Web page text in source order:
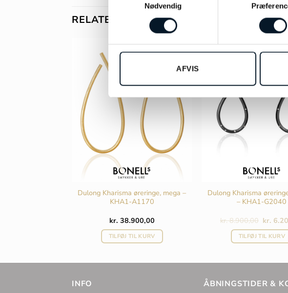
Nødvendig
AFVIS
RELATEREDE VARER
Dulong Kharisma øreringe, mega –
KHA1-A1170
kr. 38.900,00
TILFØJ TIL KURV
Dulong Kharisma
– KHA1-G2040
kr.8.900,00 Den
pris
var:
kr.
TILFØJ TIL KURV
INFO ÅBNINGSTIDER &